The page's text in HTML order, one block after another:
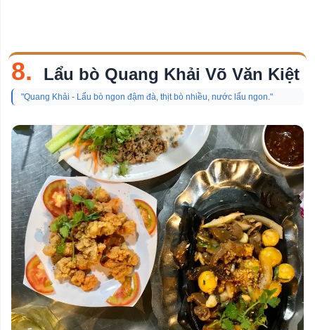
8. Lẩu bò Quang Khải Võ Văn Kiệt
"Quang Khải - Lẩu bò ngon đậm đà, thịt bò nhiều, nước lẩu ngon."